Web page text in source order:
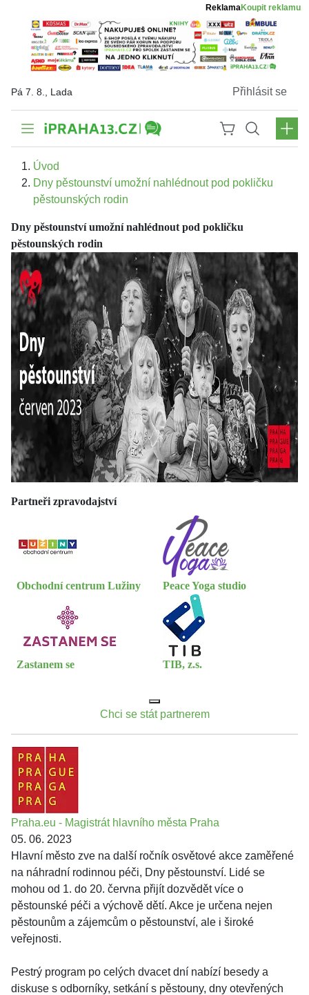
ReklamaKoupit reklamu
Pá 7. 8., Lada Přihlásit se
Úvod
Dny pěstounství umožní nahlédnout pod pokličku
pěstounských rodin
Dny pěstounství umožní nahlédnout pod pokličku
pěstounských rodin
Partneři zpravodajství
Obchodní centrum Lužiny Peace Yoga studio
Zastanem se TIB, z.s.
Chci se stát partnerem
Praha.eu - Magistrát hlavního města Praha
05. 06. 2023
Hlavní město zve na další ročník osvětové akce zaměřené
na náhradní rodinnou péči, Dny pěstounství. Lidé se
mohou od 1. do 20. června přijít dozvědět více o
pěstounské péči a výchově dětí. Akce je určena nejen
pěstounům a zájemcům o pěstounství, ale i široké
veřejnosti.
Pestrý program po celých dvacet dní nabízí besedy a
diskuse s odborníky, setkání s pěstouny, dny otevřených